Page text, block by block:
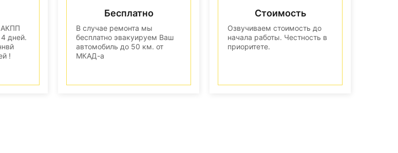
АКПП
4 дней.
!
Бесплатно
В случае ремонта мы
бесплатно эвакуируем Ваш
автомобиль до 50 км. от
МКАД-а
Стоимость
Озвучиваем стоимость до
начала работы. Честность в
приоритете.